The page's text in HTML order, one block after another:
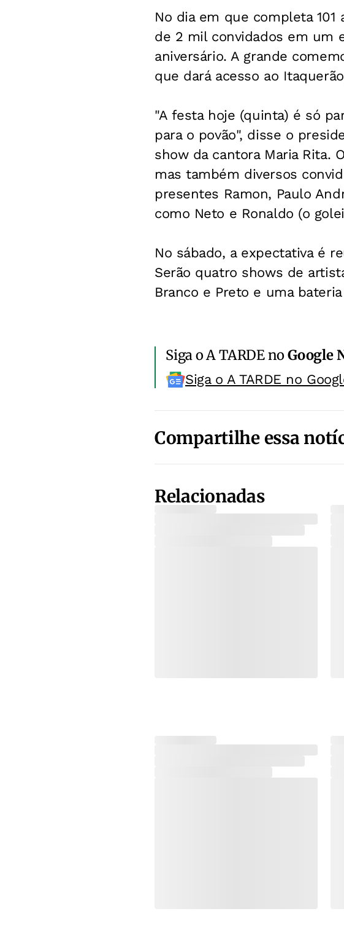
No dia em que completa
de 2 mil convidados em um
aniversário. A grande
que dará acesso ao
"A festa hoje (quinta) é só
para o povão", disse o
show da cantora Maria Rita.
mas também diversos
presentes Ramon, Paulo
como Neto e Ronaldo (o
No sábado, a expectativa é
Serão quatro shows de
Branco e Preto e uma
Siga o A TARDE noGoogle
Siga o A TARDE no
Compartilhe essa
Relacionadas